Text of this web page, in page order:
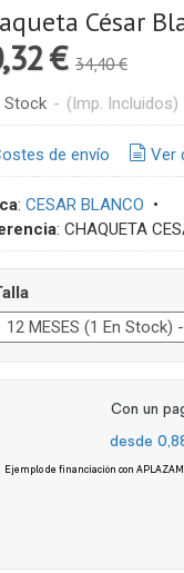
César
€ 34,40 €
Stock - (Imp. Incluidos)
de envío Ver
: CESAR BLANCO •
: CHAQUETA